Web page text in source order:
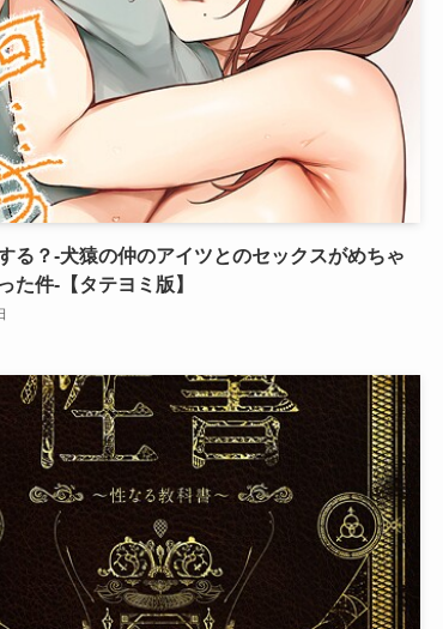
る？-犬猿の仲のアイツとのセックスがめちゃ
た件-【タテヨミ版】